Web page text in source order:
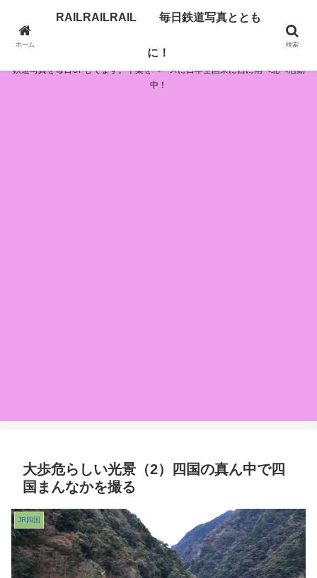
RAILRAILRAIL 毎日鉄道写真とともに！
鉄道写真を毎日UPしてます。千葉をベースに日本全国東に西に南へ北へ活動
中！
大歩危らしい光景（2）四国の真ん中で四
国まんなかを撮る
JR四国
ホーム
RAILRAILRAIL 毎日鉄道写真ととも
に！
検索